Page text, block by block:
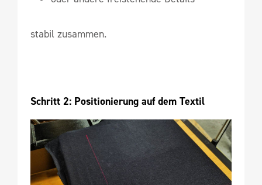
stabil zusammen.
Schritt 2: Positionierung auf dem Textil